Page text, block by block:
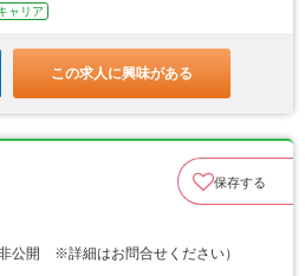
ャリア
この求人に興味がある
保存する
公開 ※詳細はお問合せください）